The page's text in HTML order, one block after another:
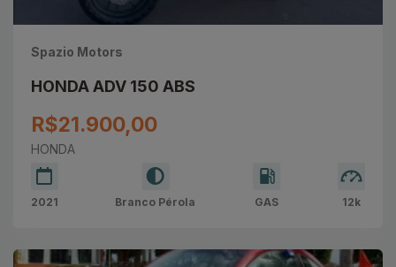
Spazio Motors
HONDA ADV 150 ABS
R$21.900,00
HONDA
2021 Branco Pérola GAS 12k